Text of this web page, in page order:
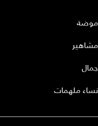
موضة
مشاهير
جمال
نساء ملهمات